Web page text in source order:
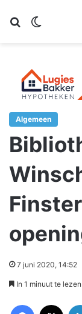
Zoeken
Algemeen
7 juni 2020, 14:52
In 1 minuut te lezen